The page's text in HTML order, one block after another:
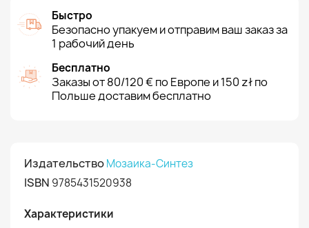
Быстро
Безопасно упакуем и отправим ваш заказ за
1 рабочий день
Бесплатно
Заказы от 80/120 € по Европе и 150 zł по
Польше доставим бесплатно
ИздательствоМозаика-Синтез
ISBN 9785431520938
Характеристики